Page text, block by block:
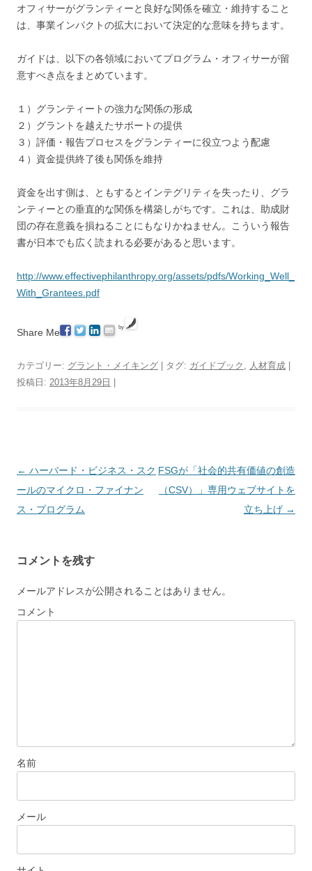
オフィサーがグランティーと良好な関係を確立・維持すること
は、事業インパクトの拡大において決定的な意味を持ちます。
ガイドは、以下の各領域においてプログラム・オフィサーが留
意すべき点をまとめています。
１）グランティートの強力な関係の形成
２）グラントを越えたサポートの提供
３）評価・報告プロセスをグランティーに役立つよう配慮
４）資金提供終了後も関係を維持
資金を出す側は、ともするとインテグリティを失ったり、グラ
ンティーとの垂直的な関係を構築しがちです。これは、助成財
団の存在意義を損ねることにもなりかねません。こういう報告
書が日本でも広く読まれる必要があると思います。
http://www.effectivephilanthropy.org/assets/pdfs/Working_Well_
With_Grantees.pdf
Share Me by
カテゴリー: グラント・メイキング | タグ: ガイドブック , 人材育成
投稿日: 2013年8月29日
投
稿
ナ
ー
シ
ョ
← ハーバード・ビジネス・スク
ールのマイクロ・ファイナン
ス・プログラム
FSGが「社会的共有価値の創造
（CSV）」専用ウェブサイトを
立ち上げ →
コメントを残す
メールアドレスが公開されることはありません。
コメント
名前
メール